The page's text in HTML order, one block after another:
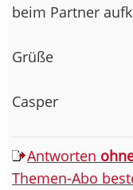
beim Partner
Grüße
Casper
Antworten
Themen-Abo